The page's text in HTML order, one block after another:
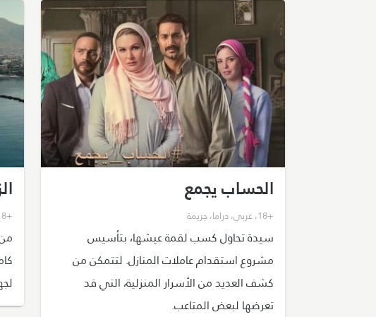
الحساب يجمع
+18 ،عربي،دراما،جريمة
سيدة تحاول كسب لقمة عيشها، بتأسيس
مشروع استقدام عاملات المنازل. لتتمكن من
كشف العديد من الأسرار المنزلية، التي قد
تعرضها لبعض المتاعب.
+18